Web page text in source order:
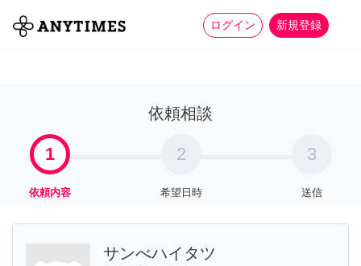
ログイン 新規登録
全て 家事 more_horiz
依頼相談
1
依頼内容
2
希望日時
3
送信
サンべハイタツ